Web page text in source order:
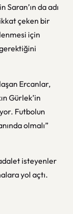
da adı
çeken bir
için
gerektiğini
Ercanlar,
Gürlek’in
Futbolun
olmalı”
isteyenler
yol açtı.